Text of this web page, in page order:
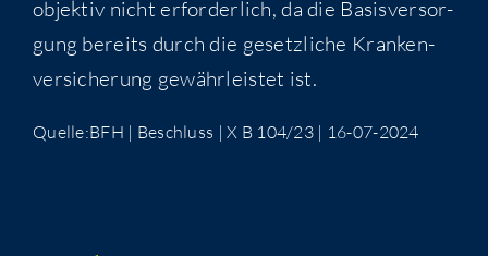
objek­tiv nicht erfor­der­lich, da die Basis­ver­sor­
gung bereits durch die gesetz­li­che Kran­ken­
ver­si­che­rung gewähr­leis­tet ist.
Quelle:BFH | Beschluss | X B 104/23 | 16-07-2024